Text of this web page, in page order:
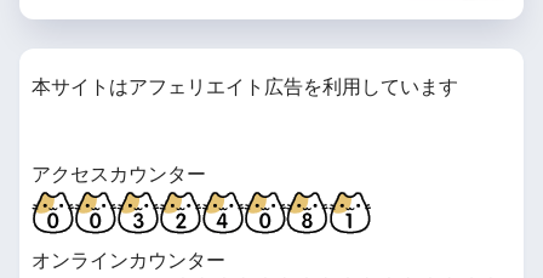
暇な時にやる夫まとめ
【あんこ】やる夫はアーキバ
スから依頼を受けるようです
本サイトはアフェリエイト広告を利用しています
アクセスカウンター
オンラインカウンター